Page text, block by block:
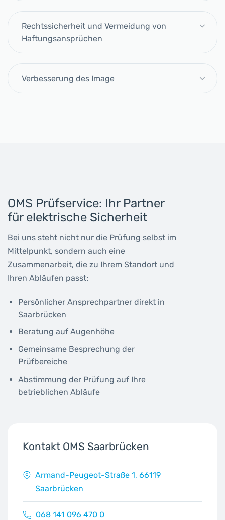
Rechtssicherheit und Vermeidung von
Haftungsansprüchen
Verbesserung des Image
OMS Prüfservice: Ihr Partner
für elektrische Sicherheit
Bei uns steht nicht nur die Prüfung selbst im
Mittelpunkt, sondern auch eine
Zusammenarbeit, die zu Ihrem Standort und
Ihren Abläufen passt:
Persönlicher Ansprechpartner direkt in
Saarbrücken
Beratung auf Augenhöhe
Gemeinsame Besprechung der
Prüfbereiche
Abstimmung der Prüfung auf Ihre
betrieblichen Abläufe
Kontakt OMS Saarbrücken
Armand-Peugeot-Straße 1, 66119
Saarbrücken
068 141 096 470 0